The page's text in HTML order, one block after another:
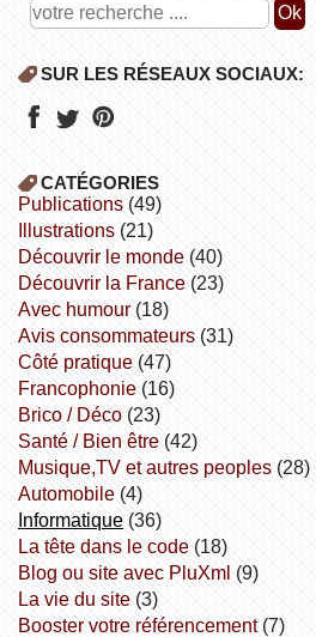
SUR LES RÉSEAUX SOCIAUX:
CATÉGORIES
publications(49)
illustrations(21)
découvrir le monde(40)
découvrir la France(23)
avec humour(18)
avis consommateurs(31)
côté pratique(47)
Francophonie(16)
Brico / Déco(23)
Santé / Bien être(42)
Musique,TV et autres peoples(28)
Automobile(4)
informatique(36)
la tête dans le code(18)
Blog ou site avec PluXml (9)
la vie du site(3)
booster votre référencement(7)